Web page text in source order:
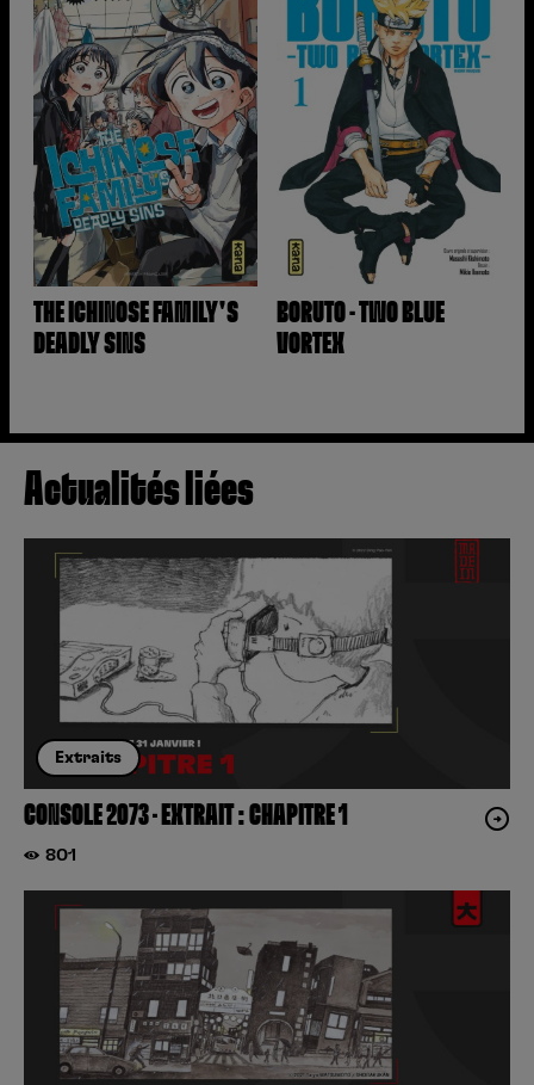
THE ICHINOSE FAMILY'S
DEADLY SINS
BORUTO - TWO BLUE
VORTEX
Actualités liées
Extraits
CONSOLE 2073 – EXTRAIT : CHAPITRE 1
801